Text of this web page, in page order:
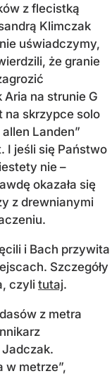
z flecistką
Klimczak
uświadczymy,
że granie
na strunie G
na skrzypce solo
Landen”
I jeśli się Państwo
nie –
okazała się
z drewnianymi
i Bach przywita
Szczegóły
czyli tutaj.
z metra
Jadczak.
w metrze”,